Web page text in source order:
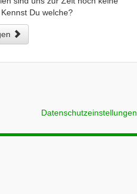
Du welche?
Datenschutzeinstellungen